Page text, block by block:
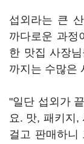
섭외라는 큰
까다로운 과정
한 맛집 사장
까지는 수많은
"일단 섭외가
요. 맛, 패키지,
걸고 판매하니